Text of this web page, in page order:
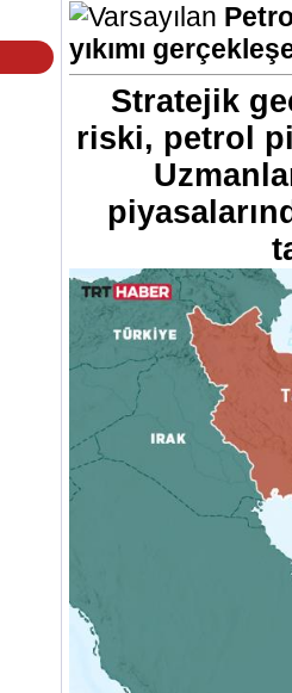
yıkımı
Stratejik
riski, petrol